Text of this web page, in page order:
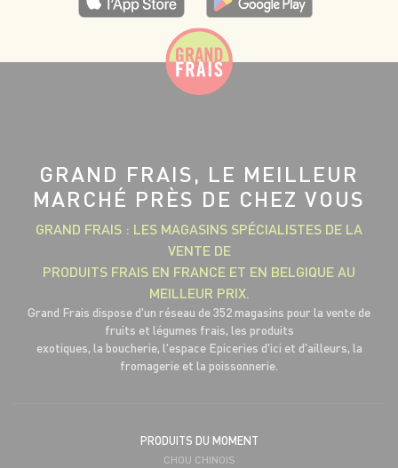
GRAND FRAIS, LE MEILLEUR
MARCHÉ PRÈS DE CHEZ VOUS
GRAND FRAIS : LES MAGASINS SPÉCIALISTES DE LA
VENTE DE
PRODUITS FRAIS EN FRANCE ET EN BELGIQUE AU
MEILLEUR PRIX.
Grand Frais dispose d'un réseau de 352 magasins pour la vente de
fruits et légumes frais, les produits
exotiques, la boucherie, l'espace Epiceries d'ici et d'ailleurs, la
fromagerie et la poissonnerie.
PRODUITS DU MOMENT
CHOU CHINOIS